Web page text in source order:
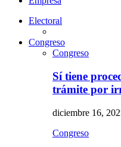
Electoral
Congreso
Congreso
Sí tiene
trámite por
diciembre 16,
Congreso